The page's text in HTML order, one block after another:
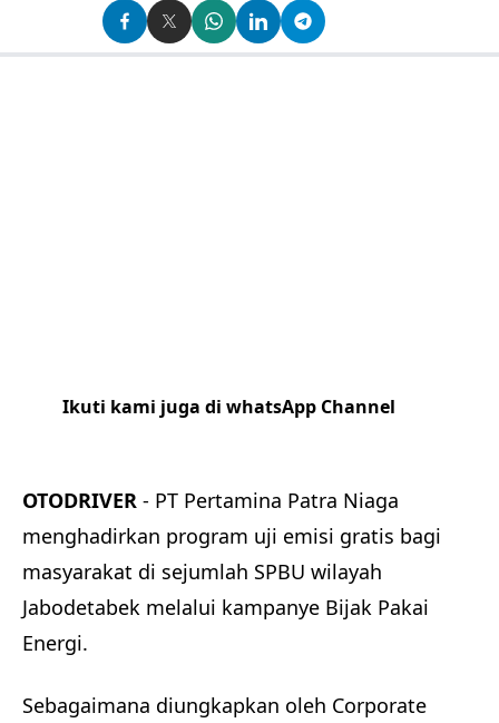
Ikuti kami juga di whatsApp Channel
OTODRIVER - PT Pertamina Patra Niaga
menghadirkan program uji emisi gratis bagi
masyarakat di sejumlah SPBU wilayah
Jabodetabek melalui kampanye Bijak Pakai
Energi.
Sebagaimana diungkapkan oleh Corporate